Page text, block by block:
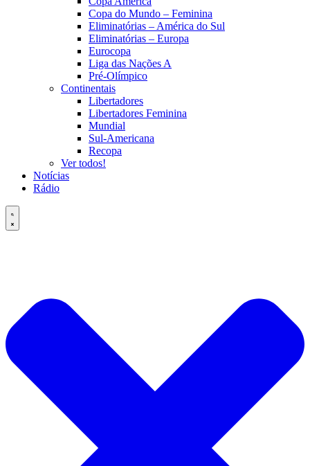
Copa do Mundo – Feminina
Eliminatórias – América do Sul
Eliminatórias – Europa
Eurocopa
Liga das Nações A
Pré-Olímpico
Continentais
Libertadores
Libertadores Feminina
Mundial
Sul-Americana
Recopa
Ver todos!
Notícias
Rádio